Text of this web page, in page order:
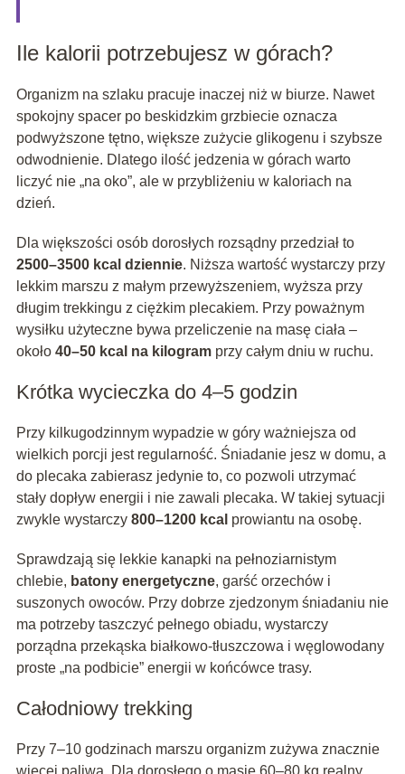
Ile kalorii potrzebujesz w górach?
Organizm na szlaku pracuje inaczej niż w biurze. Nawet
spokojny spacer po beskidzkim grzbiecie oznacza
podwyższone tętno, większe zużycie glikogenu i szybsze
odwodnienie. Dlatego ilość jedzenia w górach warto
liczyć nie „na oko”, ale w przybliżeniu w kaloriach na
dzień.
Dla większości osób dorosłych rozsądny przedział to
2500–3500 kcal dziennie. Niższa wartość wystarczy przy
lekkim marszu z małym przewyższeniem, wyższa przy
długim trekkingu z ciężkim plecakiem. Przy poważnym
wysiłku użyteczne bywa przeliczenie na masę ciała –
około 40–50 kcal na kilogramprzy całym dniu w ruchu.
Krótka wycieczka do 4–5 godzin
Przy kilkugodzinnym wypadzie w góry ważniejsza od
wielkich porcji jest regularność. Śniadanie jesz w domu, a
do plecaka zabierasz jedynie to, co pozwoli utrzymać
stały dopływ energii i nie zawali plecaka. W takiej sytuacji
zwykle wystarczy 800–1200 kcal prowiantu na osobę.
Sprawdzają się lekkie kanapki na pełnoziarnistym
chlebie, batony energetyczne, garść orzechów i
suszonych owoców. Przy dobrze zjedzonym śniadaniu nie
ma potrzeby taszczyć pełnego obiadu, wystarczy
porządna przekąska białkowo‑tłuszczowa i węglowodany
proste „na podbicie” energii w końcówce trasy.
Całodniowy trekking
Przy 7–10 godzinach marszu organizm zużywa znacznie